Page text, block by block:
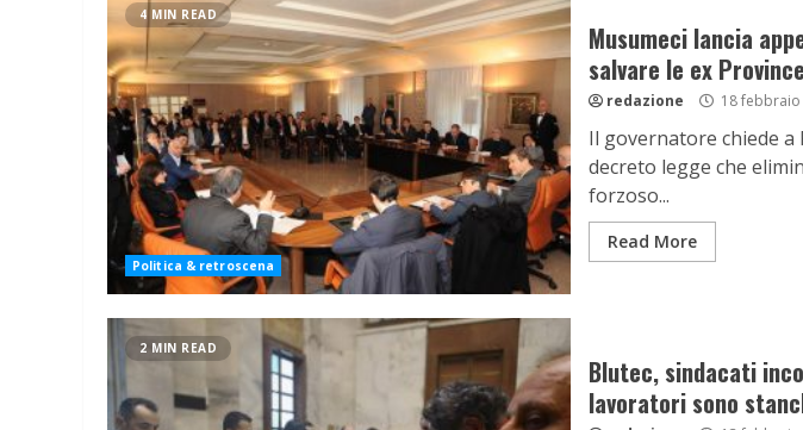
4 MIN READ
Politica & retroscena
Musumeci lancia
salvare le ex Province
redazione 18 febbraio
Il governatore chiede a
decreto legge che
forzoso...
Read More
2 MIN READ
Blutec, sindacati
lavoratori sono